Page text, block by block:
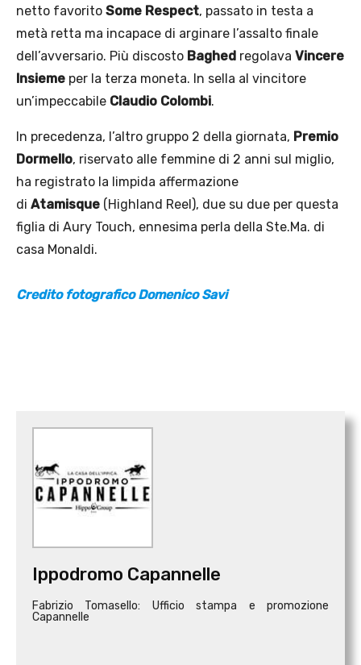
netto favorito Some Respect, passato in testa a
metà retta ma incapace di arginare l’assalto finale
dell’avversario. Più discosto Baghed regolava Vincere
Insieme per la terza moneta. In sella al vincitore
un’impeccabile Claudio Colombi.
In precedenza, l’altro gruppo 2 della giornata, Premio
Dormello, riservato alle femmine di 2 anni sul miglio,
ha registrato la limpida affermazione
di Atamisque (Highland Reel), due su due per questa
figlia di Aury Touch, ennesima perla della Ste.Ma. di
casa Monaldi.
Credito fotografico Domenico Savi
Ippodromo Capannelle
Fabrizio Tomasello: Ufficio stampa e promozione
Capannelle